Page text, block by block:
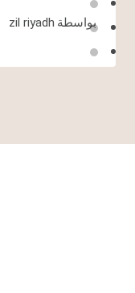
بواسطة zil riyadh